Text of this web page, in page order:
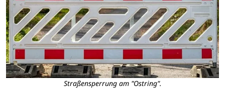
Straßensperrung am "Ostring".